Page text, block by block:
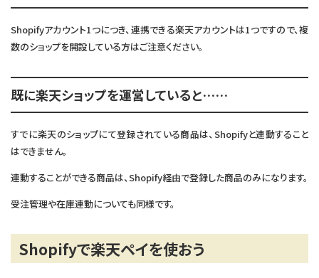
Shopifyアカウント1つにつき、連携できる楽天アカウントは1つですので、複
数のショップを開設している方はご注意ください。
既に楽天ショップを運営していると……
すでに楽天のショップにて登録されている商品は、Shopifyと連動すること
はできません。
連動することができる商品は、Shopify経由で登録した商品のみになります。
受注管理や在庫連動についても同様です。
Shopifyで楽天ペイを使おう